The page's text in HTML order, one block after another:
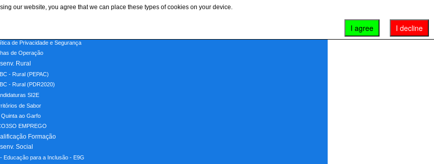
de Privacidade e Segurança
de Operação
Rural
- Rural (PEPAC)
- Rural (PDR2020)
SI2E
de Sabor
Quinta ao Garfo
EMPREGO
Formação
Social
Educação para a Inclusão - E9G
our website, you agree that we can place these types of cookies on your device.
I decline
I agree